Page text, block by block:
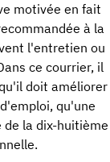
motivée en fait
à la
l'entretien ou
ce courrier, il
doit améliorer
qu'une
la dix-huitième